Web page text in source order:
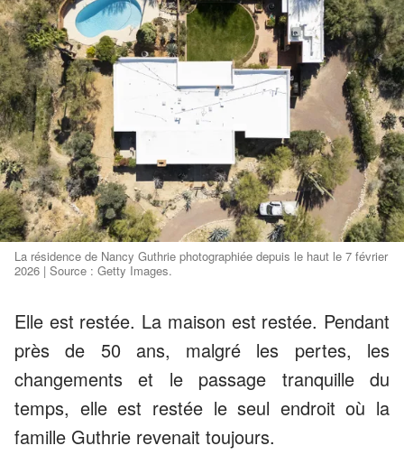
La résidence de Nancy Guthrie photographiée depuis le haut le 7 février
2026 | Source : Getty Images.
Elle est restée. La maison est restée. Pendant
près de 50 ans, malgré les pertes, les
changements et le passage tranquille du
temps, elle est restée le seul endroit où la
famille Guthrie revenait toujours.